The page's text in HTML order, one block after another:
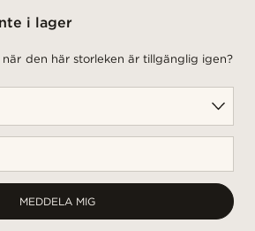
i lager
den här storleken är tillgänglig igen?
MEDDELA MIG